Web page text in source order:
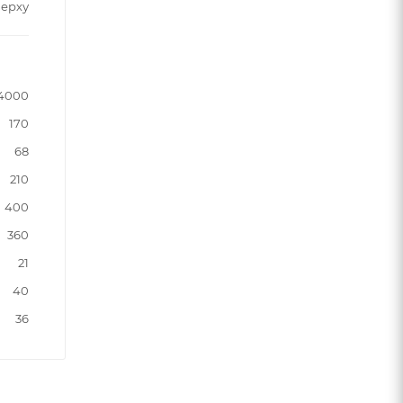
170
68
210
400
360
21
40
36